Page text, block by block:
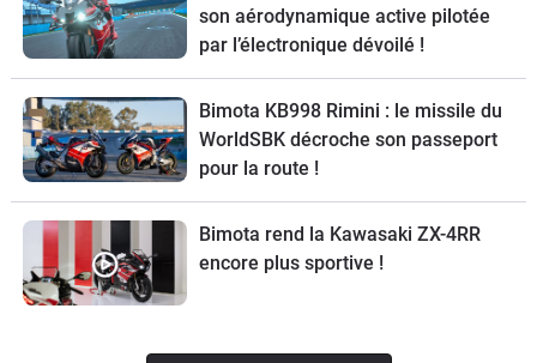
son aérodynamique active pilotée
par l’électronique dévoilé !
Bimota KB998 Rimini : le missile du
WorldSBK décroche son passeport
pour la route !
Bimota rend la Kawasaki ZX-4RR
encore plus sportive !